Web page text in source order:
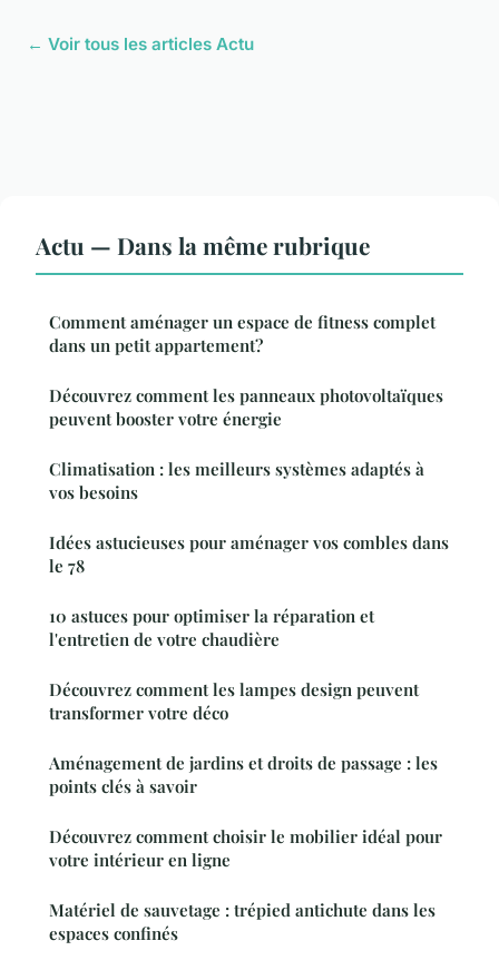
← Voir tous les articles Actu
Actu — Dans la même rubrique
Comment aménager un espace de fitness complet
dans un petit appartement?
Découvrez comment les panneaux photovoltaïques
peuvent booster votre énergie
Climatisation : les meilleurs systèmes adaptés à
vos besoins
Idées astucieuses pour aménager vos combles dans
le 78
10 astuces pour optimiser la réparation et
l'entretien de votre chaudière
Découvrez comment les lampes design peuvent
transformer votre déco
Aménagement de jardins et droits de passage : les
points clés à savoir
Découvrez comment choisir le mobilier idéal pour
votre intérieur en ligne
Matériel de sauvetage : trépied antichute dans les
espaces confinés